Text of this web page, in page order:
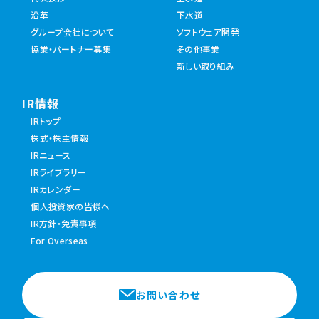
沿革
グループ会社について
協業・パートナー募集
下水道
ソフトウェア開発
その他事業
新しい取り組み
IR情報
IRトップ
株式・株主情報
IRニュース
IRライブラリー
IRカレンダー
個人投資家の皆様へ
IR方針・免責事項
For Overseas
お問い合わせ